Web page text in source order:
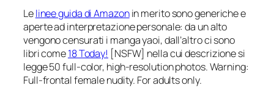
Lelinee guida di Ama zonin merito sono generiche e
aperte ad interpretazione personale: da un alto
vengono censurati i manga yaoi, dall’altro ci sono
libri come18 Today! [NSFW] nella cui descrizione si
legge50 full-color, high-resolution photos. Warning:
Full-frontal female nudity. For adults only.